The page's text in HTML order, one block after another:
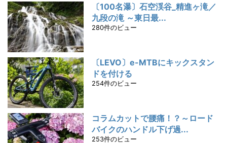
〔100名瀑〕石空渓谷_精進ヶ滝／
九段の滝 ～東日最...
280件のビュー
〔LEVO〕e-MTBにキックスタン
ドを付ける
254件のビュー
コラムカットで腰痛！？～ロード
バイクのハンドル下げ過...
253件のビュー